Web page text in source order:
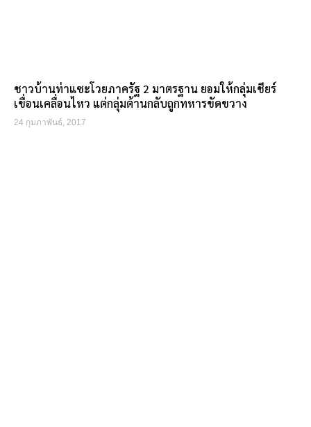
ชาวบ้านท่าแซะโวยภาครัฐ 2 มาตรฐาน ยอมให้กลุ่มเชียร์
เขื่อนเคลื่อนไหว แต่กลุ่มต้านกลับถูกทหารขัดขวาง
24 กุมภาพันธ์, 2017